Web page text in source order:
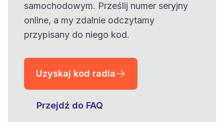
samochodowym. Prześlij numer seryjny
online, a my zdalnie odczytamy
przypisany do niego kod.
Uzyskaj kod radia
Przejdź do FAQ